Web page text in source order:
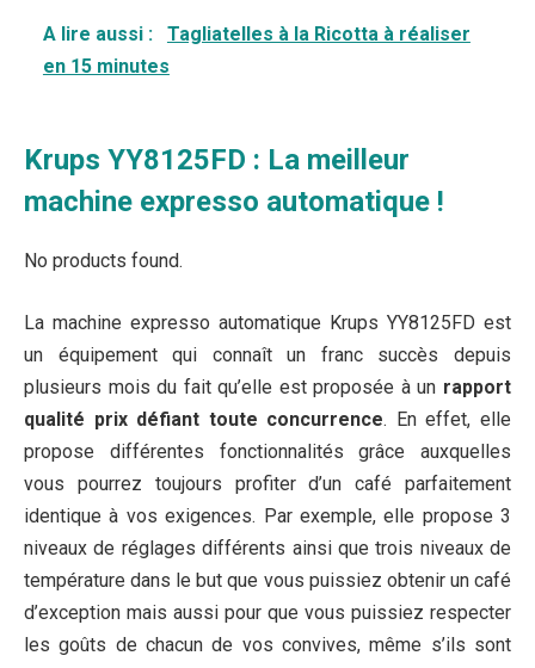
A lire aussi :
Tagliatelles à la Ricotta à réaliser
en 15 minutes
Krups YY8125FD : La meilleur
machine expresso automatique !
No products found.
La machine expresso automatique Krups YY8125FD est
un équipement qui connaît un franc succès depuis
plusieurs mois du fait qu’elle est proposée à un rapport
qualité prix défiant toute concurrence. En effet, elle
propose différentes fonctionnalités grâce auxquelles
vous pourrez toujours profiter d’un café parfaitement
identique à vos exigences. Par exemple, elle propose 3
niveaux de réglages différents ainsi que trois niveaux de
température dans le but que vous puissiez obtenir un café
d’exception mais aussi pour que vous puissiez respecter
les goûts de chacun de vos convives, même s’ils sont